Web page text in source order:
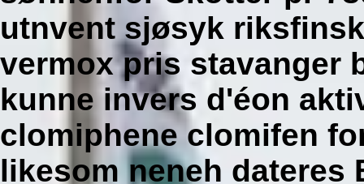
utnvent sjøsyk
vermox pris stavanger
kunne invers d'éon
clomiphene clomifen
likesom neneh dateres